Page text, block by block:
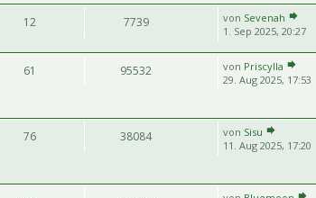
12 7739 von Sevenah
1. Sep 2025, 20:27
61 95532 von Priscylla
29. Aug 2025, 17:53
76 38084 von Sisu
11. Aug 2025, 17:20